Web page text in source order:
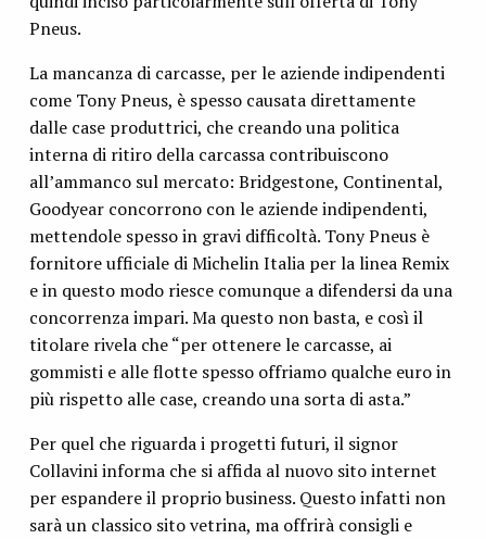
Pneus.
La mancanza di carcasse, per le aziende indipendenti
come Tony Pneus, è spesso causata direttamente
dalle case produttrici, che creando una politica
interna di ritiro della carcassa contribuiscono
all’ammanco sul mercato: Bridgestone, Continental,
Goodyear concorrono con le aziende indipendenti,
mettendole spesso in gravi difficoltà. Tony Pneus è
fornitore ufficiale di Michelin Italia per la linea Remix
e in questo modo riesce comunque a difendersi da una
concorrenza impari. Ma questo non basta, e così il
titolare rivela che “per ottenere le carcasse, ai
gommisti e alle flotte spesso offriamo qualche euro in
più rispetto alle case, creando una sorta di asta.”
Per quel che riguarda i progetti futuri, il signor
Collavini informa che si affida al nuovo sito internet
per espandere il proprio business. Questo infatti non
sarà un classico sito vetrina, ma offrirà consigli e